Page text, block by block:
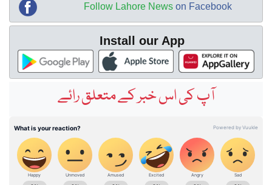
Follow Lahore News on Facebook
Install our App
آپ کی اس خبر کے متعلق رائے